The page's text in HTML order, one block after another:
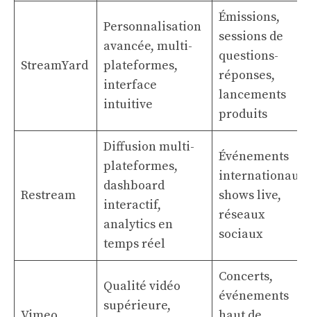
StreamYard
Personnalisation
avancée, multi-
plateformes,
interface
intuitive
Émissions,
sessions de
questions-
réponses,
lancements
produits
Restream
Diffusion multi-
plateformes,
dashboard
interactif,
analytics en
temps réel
Événements
internationaux,
shows live,
réseaux
sociaux
Qualité vidéo
supérieure,
Concerts,
événements